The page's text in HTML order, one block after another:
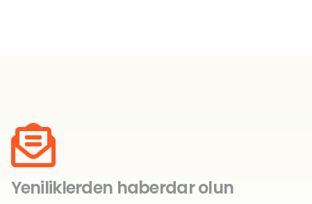
Yeniliklerden haberdar olun